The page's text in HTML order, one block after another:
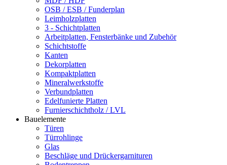
OSB / ESB / Funderplan
Leimholzplatten
3 - Schichtplatten
Arbeitplatten, Fensterbänke und Zubehör
Schichtstoffe
Kanten
Dekorplatten
Kompaktplatten
Mineralwerkstoffe
Verbundplatten
Edelfunierte Platten
Furnierschichtholz / LVL
Bauelemente
Türen
Türrohlinge
Glas
Beschläge und Drückergarnituren